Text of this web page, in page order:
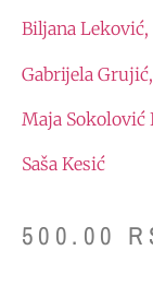
Biljana Leković,
Gabrijela Grujić,
Maja Sokolović
Saša Kesić
500.00